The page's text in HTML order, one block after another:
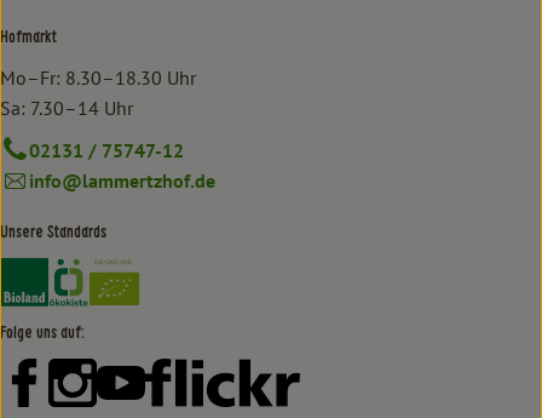
Hofmarkt
Mo–Fr: 8.30–18.30 Uhr
Sa: 7.30–14 Uhr
02131 / 75747-12
info@lammertzhof.de
Unsere Standards
Externer Link zu https://www.bioland.de/verbraucher
Externer Link zu https://www.oekokiste.de/
Folge uns auf:
Externer Link zu https://www.facebook.com/lammertzhof/
Externer Link zu https://www.instagram.com/
Externer Link zu https://www.youtube.com/
Externer Link zu https://